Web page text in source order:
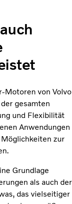
Motoren von Volvo
gesamten
und Flexibilität
Anwendungen
zur
Grundlage
als auch der
das vielseitiger